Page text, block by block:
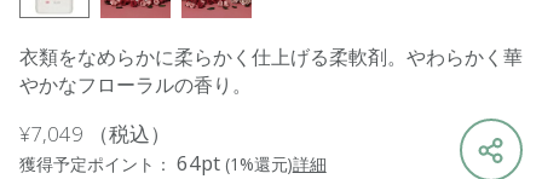
衣類をなめらかに柔らかく仕上げる柔軟剤。やわらかく華
やかなフローラルの香り。
¥7,049 （税込）
獲得予定ポイント： 64pt (1%還元)詳細